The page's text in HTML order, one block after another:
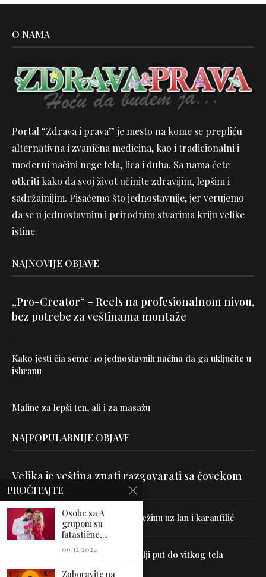
O NAMA
Portal “Zdrava i prava” je mesto na kome se prepliću
alternativna i zvanična medicina, kao i tradicionalni i
moderni načini nege tela, lica i duha. Sa nama ćete
otkriti kako da svoj život učinite zdravijim, lepšim i
sadržajnijim. Pisaćemo što jednostavnije, jer verujemo
da se u jednostavnim i prirodnim stvarima kriju velike
istine.
NAJNOVIJE OBJAVE
„Pro-Creator“ – Reels na profesionalnom nivou,
bez potrebe za veštinama montaže
Kako jesti čia seme: 10 jednostavnih načina da ga uključite u
ishranu
Maline za lepši ten, ali i za masažu
NAJPOPULARNIJE OBJAVE
Velika je veština znati razgovarati sa čovekom
Uništite parazite i normalizujte težinu uz lan i karanfilić
Dr Hajder: Akupunktura je najbolji put do vitkog tela
PROČITAJTE
Osobe sa A
grupom su
fatastične,...
09/12/2024
Zaboravite na